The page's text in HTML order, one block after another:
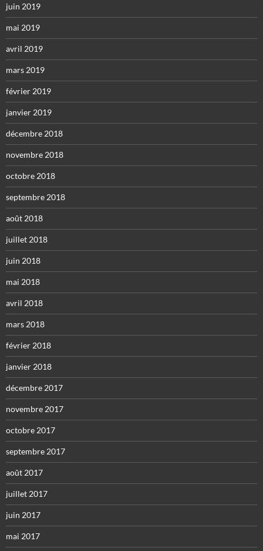
juin 2019
mai 2019
avril 2019
mars 2019
février 2019
janvier 2019
décembre 2018
novembre 2018
octobre 2018
septembre 2018
août 2018
juillet 2018
juin 2018
mai 2018
avril 2018
mars 2018
février 2018
janvier 2018
décembre 2017
novembre 2017
octobre 2017
septembre 2017
août 2017
juillet 2017
juin 2017
mai 2017